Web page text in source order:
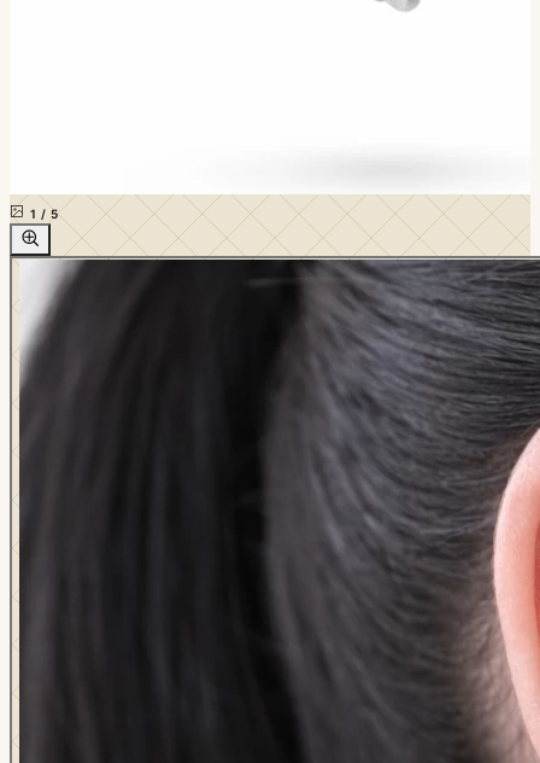
1 / 5